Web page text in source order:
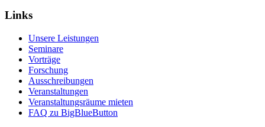
Links
Unsere Leistungen
Seminare
Vorträge
Forschung
Ausschreibungen
Veranstaltungen
Veranstaltungs­räume mieten
FAQ zu BigBlueButton